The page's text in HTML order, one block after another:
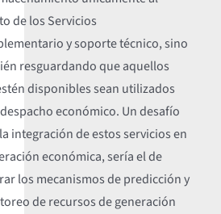
de los Servicios
y soporte técnico, sino
resguardando que aquellos
disponibles sean utilizados
económico. Un desafío
integración de estos servicios en
económica, sería el de
los mecanismos de predicción y
de recursos de generación